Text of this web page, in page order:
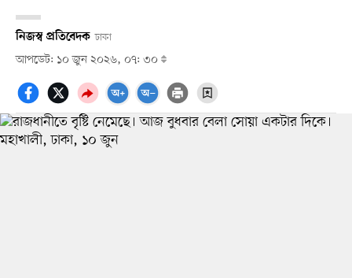
নিজস্ব প্রতিবেদক ঢাকা
আপডেট: ১০ জুন ২০২৬, ০৭: ৩০